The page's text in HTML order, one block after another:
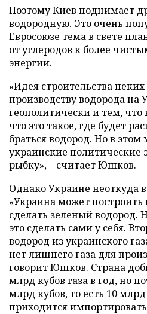
Поэтому Киев поднимает
водородную. Это очень
Евросоюзе тема в свете
от углеродов к более
энергии.
«Идея строительства
производству водорода на
геополитически и тем,
что это такое, где будет
браться водород. Но в этом
украинские политические
рыбку», – считает Юшков.
Однако Украине неоткуда
«Украина может
сделать зеленый водород.
это сделать сами у себя.
водород из украинского
нет лишнего газа для
говорит Юшков. Страна
млрд кубов газа в год, но
млрд кубов, то есть 10
приходится